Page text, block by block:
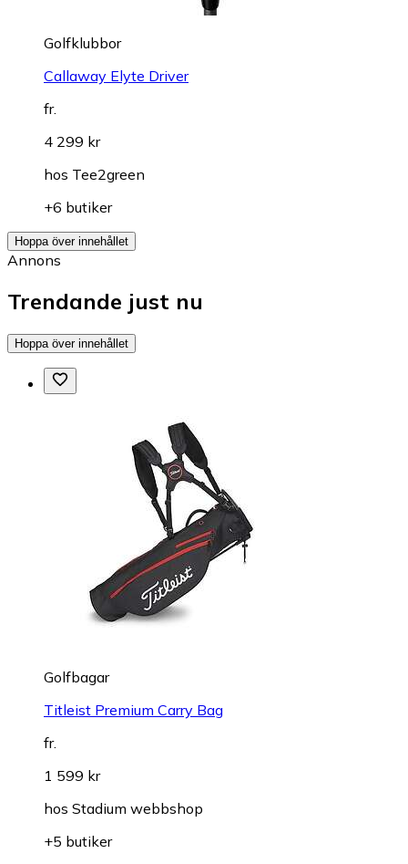
Golfklubbor
Callaway Elyte Driver
fr.
4 299 kr
hos Tee2green
+6 butiker
Hoppa över innehållet
Annons
Trendande just nu
Hoppa över innehållet
Golfbagar
Titleist Premium Carry Bag
fr.
1 599 kr
hos Stadium webbshop
+5 butiker